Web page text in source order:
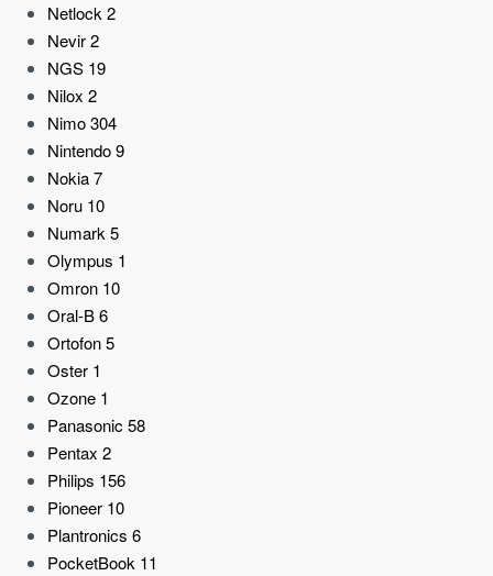
Netlock2
Nevir2
NGS 19
Nilox 2
Nimo304
Nintendo9
Nokia7
Noru 10
Numark5
Olympus 1
Omron 10
Oral-B6
Ortofon5
Oster 1
Ozone 1
Panasonic 58
Pentax 2
Philips 156
Pioneer 10
Plantronics 6
PocketBook 11